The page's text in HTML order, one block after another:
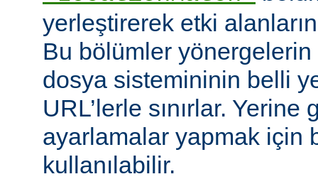
yerleştirerek etki
Bu bölümler yönergelerin
dosya sistemininin belli
URL’lerle sınırlar.
ayarlamalar yapmak için
kullanılabilir.